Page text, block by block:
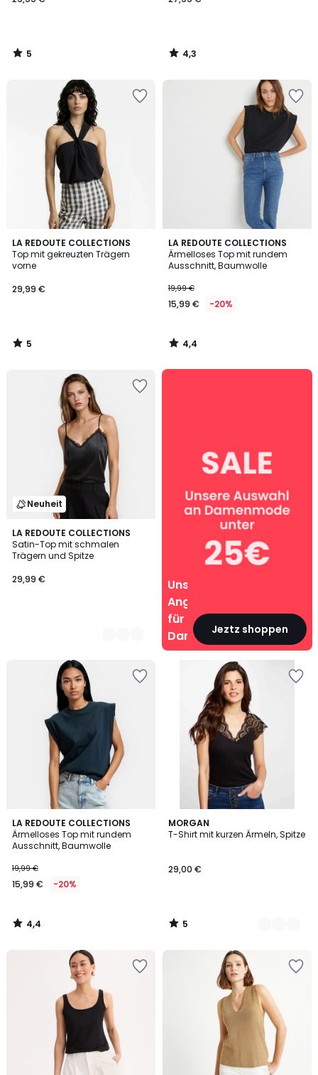
5
/
4,3
/
LA REDOUTE COLLECTIONS
Top mit gekreuzten Trägern
vorne
29,99 €
5
/
5
5
/
LA REDOUTE COLLECTIONS
Ärmelloses Top mit rundem
Ausschnitt, Baumwolle
19,99 €
15,99 € -20%
4,4
/ 5
4,4
/
Neuheit
LA REDOUTE COLLECTIONS
Satin-Top mit schmalen
Trägern und Spitze
29,99 €
2
Farben
Unsere
Angebote
für
Damen
Jeztz shoppen
Unsere
LA REDOUTE COLLECTIONS
Ärmelloses Top mit rundem
Ausschnitt, Baumwolle
19,99 €
15,99 € -20%
4,4
/ 5
4,4
/
MORGAN
T-Shirt mit kurzen Ärmeln, Spitze
29,00 €
5
/
2
Farben
5
/